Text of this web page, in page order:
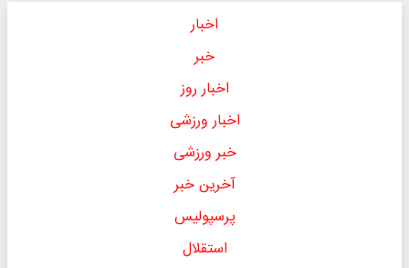
اخبار
خبر
اخبار روز
اخبار ورزشی
خبر ورزشی
آخرین خبر
پرسپولیس
استقلال